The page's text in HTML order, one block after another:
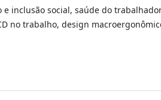
e inclusão social, saúde do
no trabalho, design